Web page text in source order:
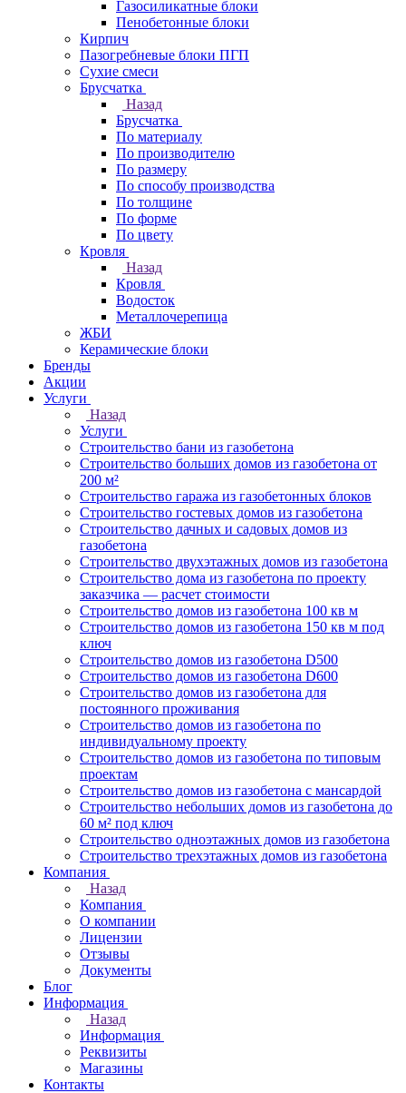
Газосиликатные блоки
Пенобетонные блоки
Кирпич
Пазогребневые блоки ПГП
Сухие смеси
Брусчатка
Назад
Брусчатка
По материалу
По производителю
По размеру
По способу производства
По толщине
По форме
По цвету
Кровля
Назад
Кровля
Водосток
Металлочерепица
ЖБИ
Керамические блоки
Бренды
Акции
Услуги
Назад
Услуги
Строительство бани из газобетона
Строительство больших домов из газобетона от
200 м²
Строительство гаража из газобетонных блоков
Строительство гостевых домов из газобетона
Строительство дачных и садовых домов из
газобетона
Строительство двухэтажных домов из газобетона
Строительство дома из газобетона по проекту
заказчика — расчет стоимости
Строительство домов из газобетона 100 кв м
Строительство домов из газобетона 150 кв м под
ключ
Строительство домов из газобетона D500
Строительство домов из газобетона D600
Строительство домов из газобетона для
постоянного проживания
Строительство домов из газобетона по
индивидуальному проекту
Строительство домов из газобетона по типовым
проектам
Строительство домов из газобетона с мансардой
Строительство небольших домов из газобетона до
60 м² под ключ
Строительство одноэтажных домов из газобетона
Строительство трехэтажных домов из газобетона
Компания
Назад
Компания
О компании
Лицензии
Отзывы
Документы
Блог
Информация
Назад
Информация
Реквизиты
Магазины
Контакты